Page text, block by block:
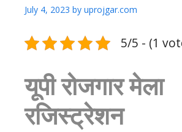
July 4, 2023 by uprojgar.com
5/5 - (1
यूपी रोजगार मेला
रजिस्ट्रेशन